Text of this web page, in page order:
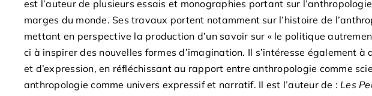
est l’auteur de plusieurs essais et monographies portant sur
marges du monde. Ses travaux portent notamment sur l’histoire de
mettant en perspective la production d’un savoir sur « le politique
ci à inspirer des nouvelles formes d’imagination. Il s’intéresse également à
et d’expression, en réfléchissant au rapport entre anthropologie comme
anthropologie comme univers expressif et narratif. Il est l’auteur de :Les